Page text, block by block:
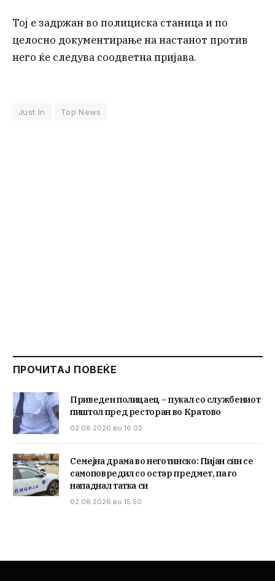
Тој е задржан во полициска станица и по
целосно документирање на настанот против
него ќе следува соодветна пријава.
Just In Top News
ПРОЧИТАЈ ПОВЕЌЕ
Приведен полицаец – пукал со службениот
пиштол пред ресторан во Кратово
02.08.2026 во 16:02
Семејна драма во неготинско: Пијан син се
самоповредил со остар предмет, па го
нападнал татка си
02.08.2026 во 15:50